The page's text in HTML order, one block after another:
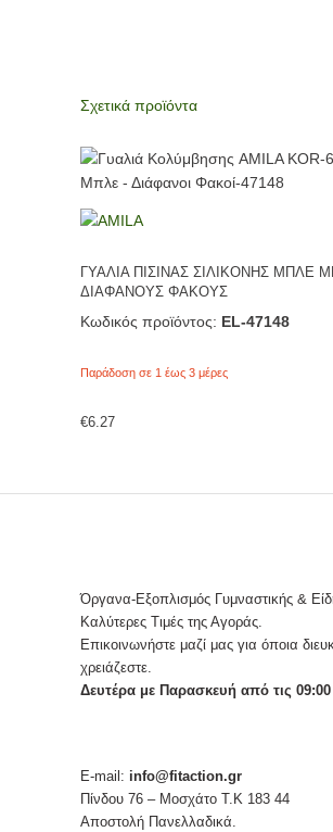
Σχετικά προϊόντα
ΓΥΑΛΙΑ ΠΙΣΙΝΑΣ ΣΙΛΙΚΟΝΗΣ ΜΠΛΕ
ΔΙΑΦΑΝΟΥΣ ΦΑΚΟΥΣ
Κωδικός προϊόντος: EL-47148
Παράδοση σε 1 έως 3 μέρες
€6.27
Όργανα-Εξοπλισμός Γυμναστικής &
Καλύτερες Τιμές της Αγοράς.
Επικοινωνήστε μαζί μας για όποια
χρειάζεστε.
Δευτέρα με Παρασκευή από τις 09:00
E-mail: info@fitaction.gr
Πίνδου 76 – Μοσχάτο Τ.Κ 183 44
Αποστολή Πανελλαδικά.